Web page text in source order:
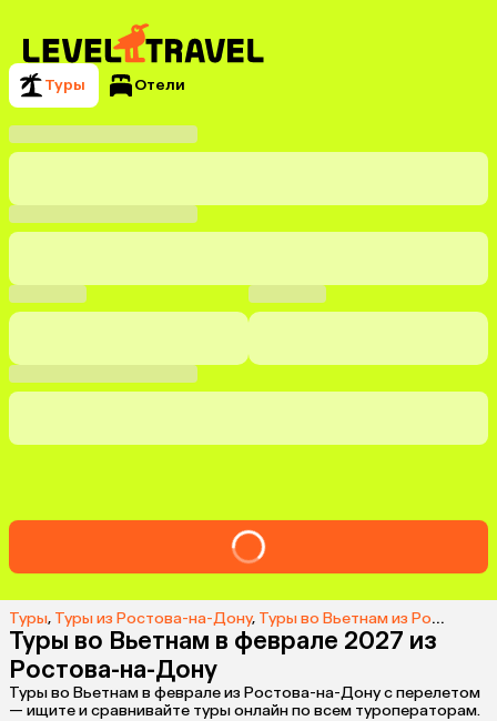
Туры Отели
Туры, Туры из Ростова-на-Дону, Туры во Вьетнам из Ростова-на-Дону
Туры во Вьетнам в феврале 2027 из
Ростова-на-Дону
Туры во Вьетнам в феврале из Ростова-на-Дону с перелетом
— ищите и сравнивайте туры онлайн по всем туроператорам.